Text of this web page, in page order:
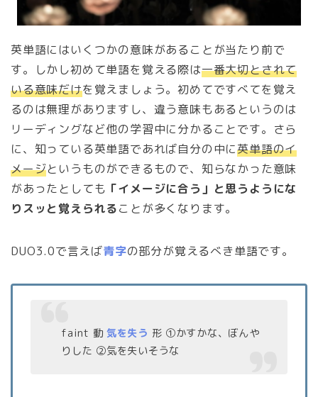
英単語にはいくつかの意味があることが当たり前で
す。しかし初めて単語を覚える際は一番大切とされて
いる意味だけを覚えましょう。初めてですべてを覚え
るのは無理がありますし、違う意味もあるというのは
リーディングなど他の学習中に分かることです。さら
に、知っている英単語であれば自分の中に英単語のイ
メージというものができるもので、知らなかった意味
があったとしても 「イメージに合う」と思うようにな
りスッと覚えられることが多くなります。
DUO3.0で言えば青字の部分が覚えるべき単語です。
faint 動 気を失う 形 ①かすかな、ぼんや
りした ②気を失いそうな